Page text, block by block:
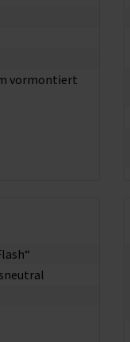
vormontiert